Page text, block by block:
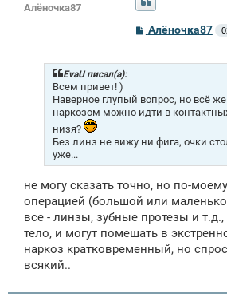
Алёночка87
С
б
н
и
е
Алёночка87
EvaU писал(а):
Всем привет! )
Наверное глупый вопрос, но всё
наркозом можно идти в
низя?
Без линз не вижу ни фига, очки
уже...
не могу сказать точно, но по-
операцией (большой или
все - линзы, зубные протезы и
тело, и могут помешать в
наркоз кратковременный, но
всякий..